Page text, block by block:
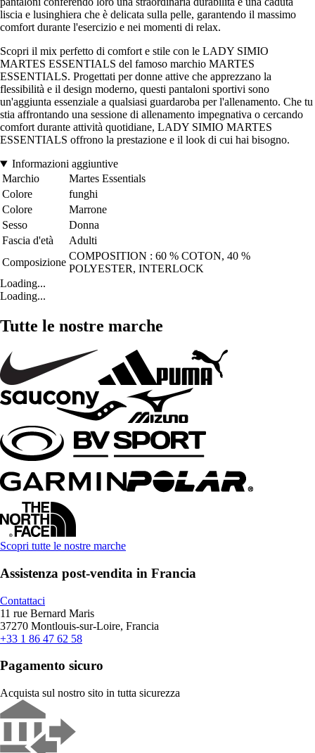
liscia e lusinghiera che è delicata sulla pelle, garantendo il massimo
comfort durante l'esercizio e nei momenti di relax.
Scopri il mix perfetto di comfort e stile con le LADY SIMIO
MARTES ESSENTIALS del famoso marchio MARTES
ESSENTIALS. Progettati per donne attive che apprezzano la
flessibilità e il design moderno, questi pantaloni sportivi sono
un'aggiunta essenziale a qualsiasi guardaroba per l'allenamento. Che tu
stia affrontando una sessione di allenamento impegnativa o cercando
comfort durante attività quotidiane, LADY SIMIO MARTES
ESSENTIALS offrono la prestazione e il look di cui hai bisogno.
Informazioni aggiuntive
Marchio
Martes Essentials
Colore
funghi
Colore
Marrone
Sesso
Donna
Fascia d'età
Adulti
Composizione
COMPOSITION : 60 % COTON, 40 %
POLYESTER, INTERLOCK
Loading...
Loading...
Tutte le nostre marche
Scopri tutte le nostre marche
Assistenza post-vendita in Francia
Contattaci
11 rue Bernard Maris
37270 Montlouis-sur-Loire, Francia
+33 1 86 47 62 58
Pagamento sicuro
Acquista sul nostro sito in tutta sicurezza